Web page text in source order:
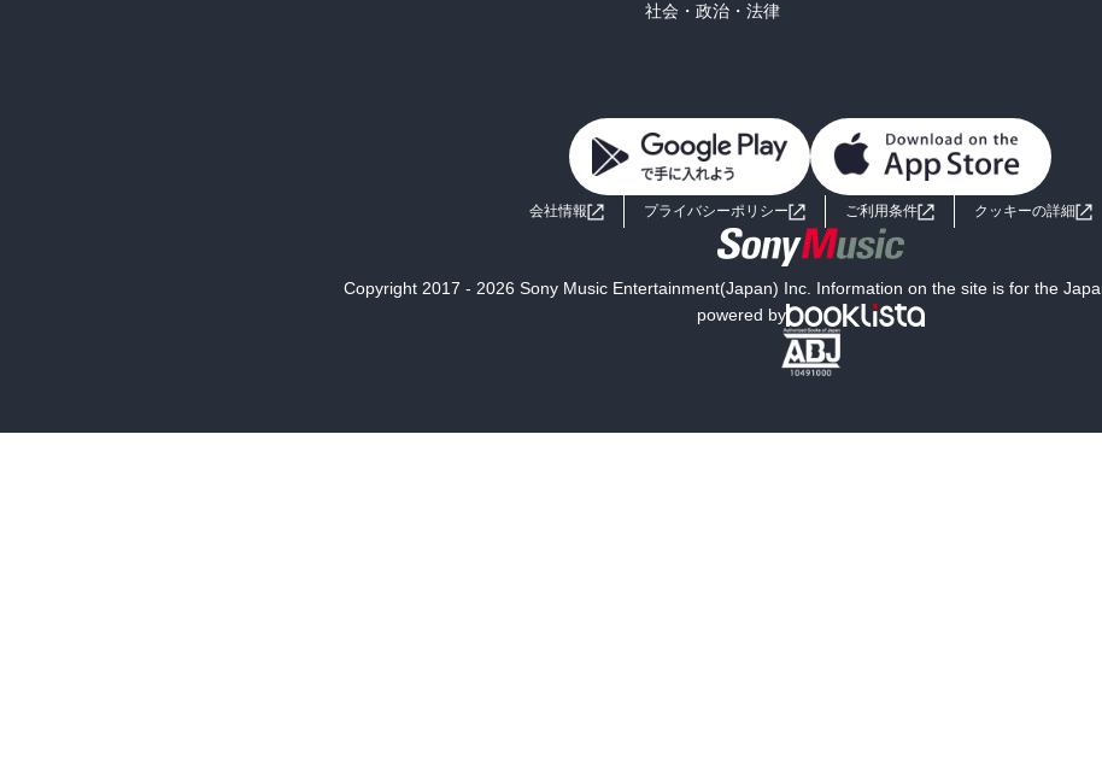
社会・政治・法律
会社情報 プライバシーポリシー ご利用条件 クッキーの詳細
Copyright 2017 - 2026 Sony Music Entertainment(Japan) Inc. Information on the site is for the
powered by